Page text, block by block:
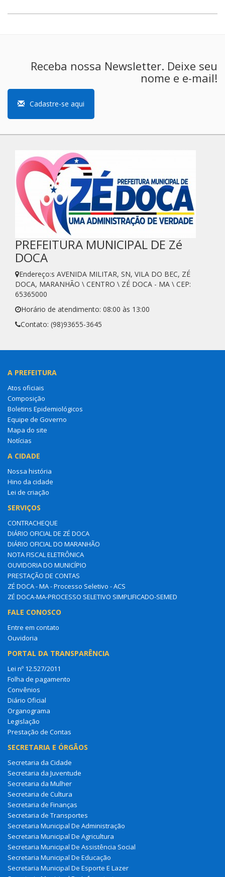
Receba nossa Newsletter. Deixe seu
nome e e-mail!
Cadastre-se aqui
PREFEITURA MUNICIPAL DE Zé
DOCA
Endereço:s AVENIDA MILITAR, SN, VILA DO BEC, ZÉ
DOCA, MARANHÃO \ CENTRO \ ZÉ DOCA - MA \ CEP:
65365000
Horário de atendimento: 08:00 às 13:00
Contato: (98)93655-3645
A PREFEITURA
Atos oficiais
Composição
Boletins Epidemiológicos
Equipe de Governo
Mapa do site
Notícias
A CIDADE
Nossa história
Hino da cidade
Lei de criação
SERVIÇOS
CONTRACHEQUE
DIÁRIO OFICIAL DE ZÉ DOCA
DIÁRIO OFICIAL DO MARANHÃO
NOTA FISCAL ELETRÔNICA
OUVIDORIA DO MUNICÍPIO
PRESTAÇÃO DE CONTAS
ZÉ DOCA - MA - Processo Seletivo - ACS
ZÉ DOCA-MA-PROCESSO SELETIVO SIMPLIFICADO-SEMED
FALE CONOSCO
Entre em contato
Ouvidoria
PORTAL DA TRANSPARÊNCIA
Lei nº 12.527/2011
Folha de pagamento
Convênios
Diário Oficial
Organograma
Legislação
Prestação de Contas
SECRETARIA E ÓRGÃOS
Secretaria da Cidade
Secretaria da Juventude
Secretaria da Mulher
Secretaria de Cultura
Secretaria de Finanças
Secretaria de Transportes
Secretaria Municipal De Administração
Secretaria Municipal De Agricultura
Secretaria Municipal De Assistência Social
Secretaria Municipal De Educação
Secretaria Municipal De Esporte E Lazer